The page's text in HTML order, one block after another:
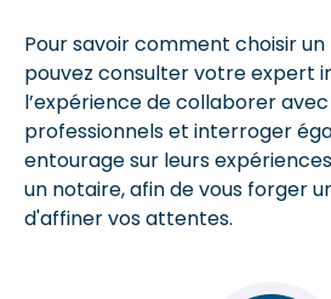
Pour savoir comment choisir
pouvez consulter votre expert
l’expérience de collaborer
professionnels et interroger
entourage sur leurs
un notaire, afin de vous forger
d'affiner vos attentes.